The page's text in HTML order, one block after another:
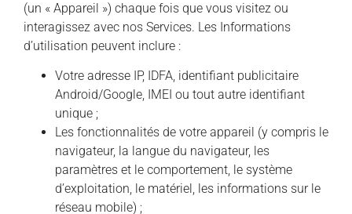
(un « Appareil ») chaque fois que vous visitez ou
interagissez avec nos Services. Les Informations
d’utilisation peuvent inclure :
Votre adresse IP, IDFA, identifiant publicitaire
Android/Google, IMEI ou tout autre identifiant
unique ;
Les fonctionnalités de votre appareil (y compris le
navigateur, la langue du navigateur, les
paramètres et le comportement, le système
d’exploitation, le matériel, les informations sur le
réseau mobile) ;